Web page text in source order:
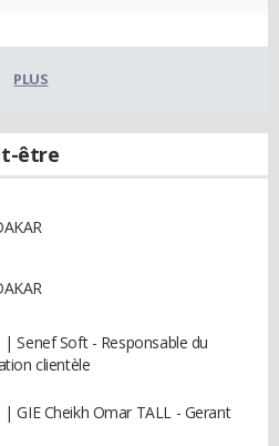
PLUS
être
Senef Soft - Responsable du
clientèle
GIE Cheikh Omar TALL - Gerant